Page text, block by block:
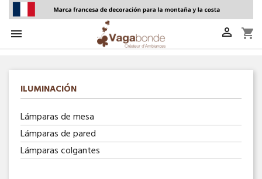
  shopping_cart
ILUMINACIÓN
Lámparas de mesa
Lámparas de pared
Lámparas colgantes